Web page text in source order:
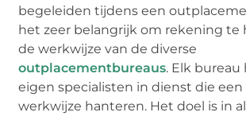
begeleiden tijdens een
het zeer belangrijk om rekening te
de werkwijze van de diverse
outplacementbureaus. Elk bureau
eigen specialisten in dienst die een
werkwijze hanteren. Het doel is in